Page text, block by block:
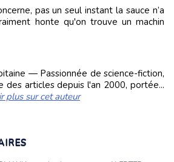
pas un seul instant la sauce n’a
honte qu'on trouve un machin
— Passionnée de science-fiction,
des articles depuis l'an 2000, portée...
plus sur cet auteur